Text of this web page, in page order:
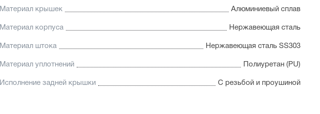
Материал крышек Алюминиевый сплав
Материал корпуса Нержавеющая сталь
Материал штока Нержавеющая сталь SS303
Материал уплотнений Полиуретан (PU)
Исполнение задней крышки С резьбой и проушиной